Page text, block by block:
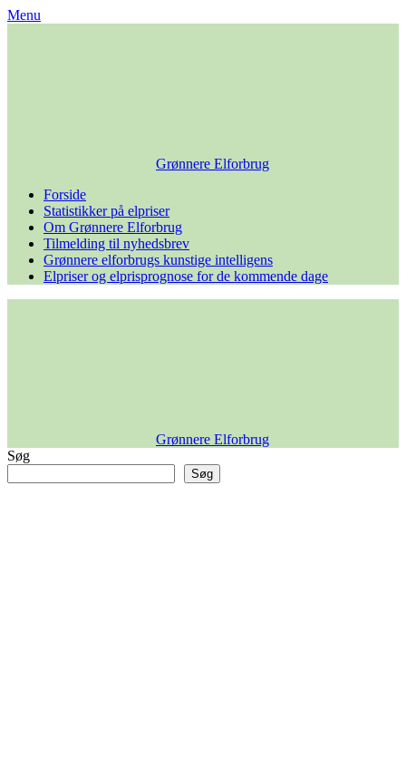
Skip
Menu
Grønnere Elforbrug
Forside
Statistikker på elpriser
Om Grønnere Elforbrug
Tilmelding til nyhedsbrev
Grønnere elforbrugs kunstige intelligens
Elpriser og elprisprognose for de kommende dage
Grønnere Elforbrug
Søg
Søg